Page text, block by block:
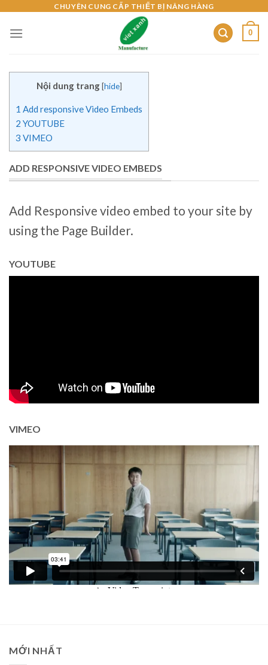
content
CHUYÊN CUNG CẤP THIẾT BỊ NÂNG HÀNG
0
Nội dung trang [hide]
1 Add responsive Video Embeds
2 YOUTUBE
3 VIMEO
ADD RESPONSIVE VIDEO EMBEDS
Add Responsive video embed to your site by
using the Page Builder.
YOUTUBE
VIMEO
MỚI NHẤT